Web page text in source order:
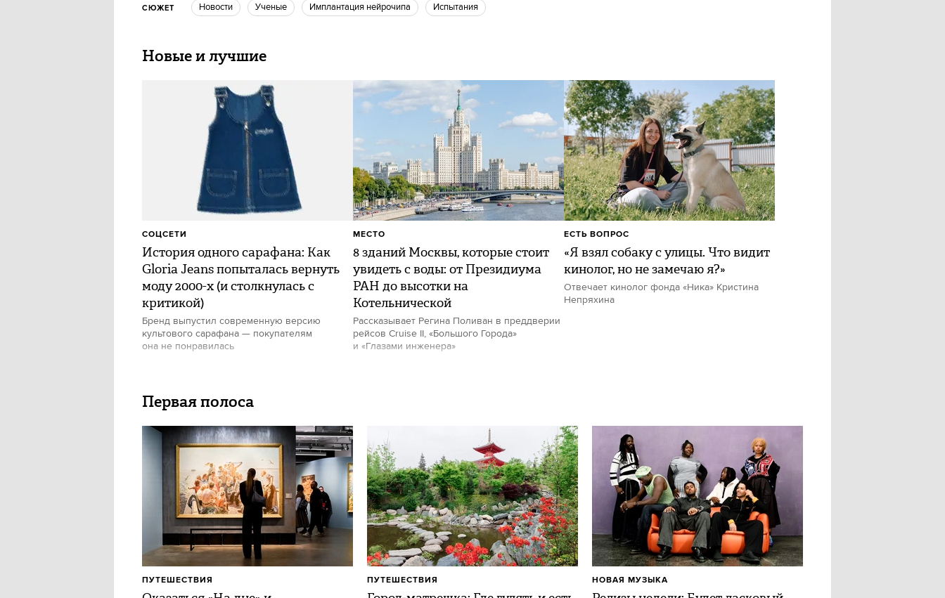
СЮЖЕТ новости Ученые имплантация нейрочипа Испытания
Новые и лучшие
История одного сарафана: Как
Gloria Jeans попыталась вернуть
моду 2000-х (и столкнулась с
критикой)
Бренд выпустил современную версию
культового сарафана — покупателям
она не понравилась
СОЦСЕТИ
8 зданий Москвы, которые стоит
увидеть с воды: от Президиума
РАН до высотки на
Котельнической
Рассказывает Регина Поливан в преддверии
рейсов Cruise II, «Большого Города»
и «Глазами инженера»
МЕСТО
«Я взял собаку с улицы. Что видит
кинолог, но не замечаю я?»
Отвечает кинолог фонда «Ника» Кристина
Непряхина
ЕСТЬ ВОПРОС
Первая полоса
ПУТЕШЕСТВИЯ ПУТЕШЕСТВИЯ НОВАЯ МУЗЫКА